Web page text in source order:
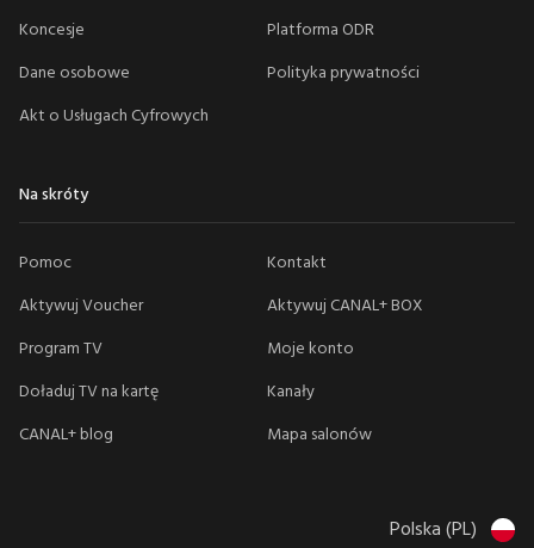
Koncesje
Platforma ODR
Dane osobowe
Polityka prywatności
Akt o Usługach Cyfrowych
Na skróty
Pomoc
Kontakt
Aktywuj Voucher
Aktywuj CANAL+ BOX
Program TV
Moje konto
Doładuj TV na kartę
Kanały
CANAL+ blog
Mapa salonów
Polska (PL)